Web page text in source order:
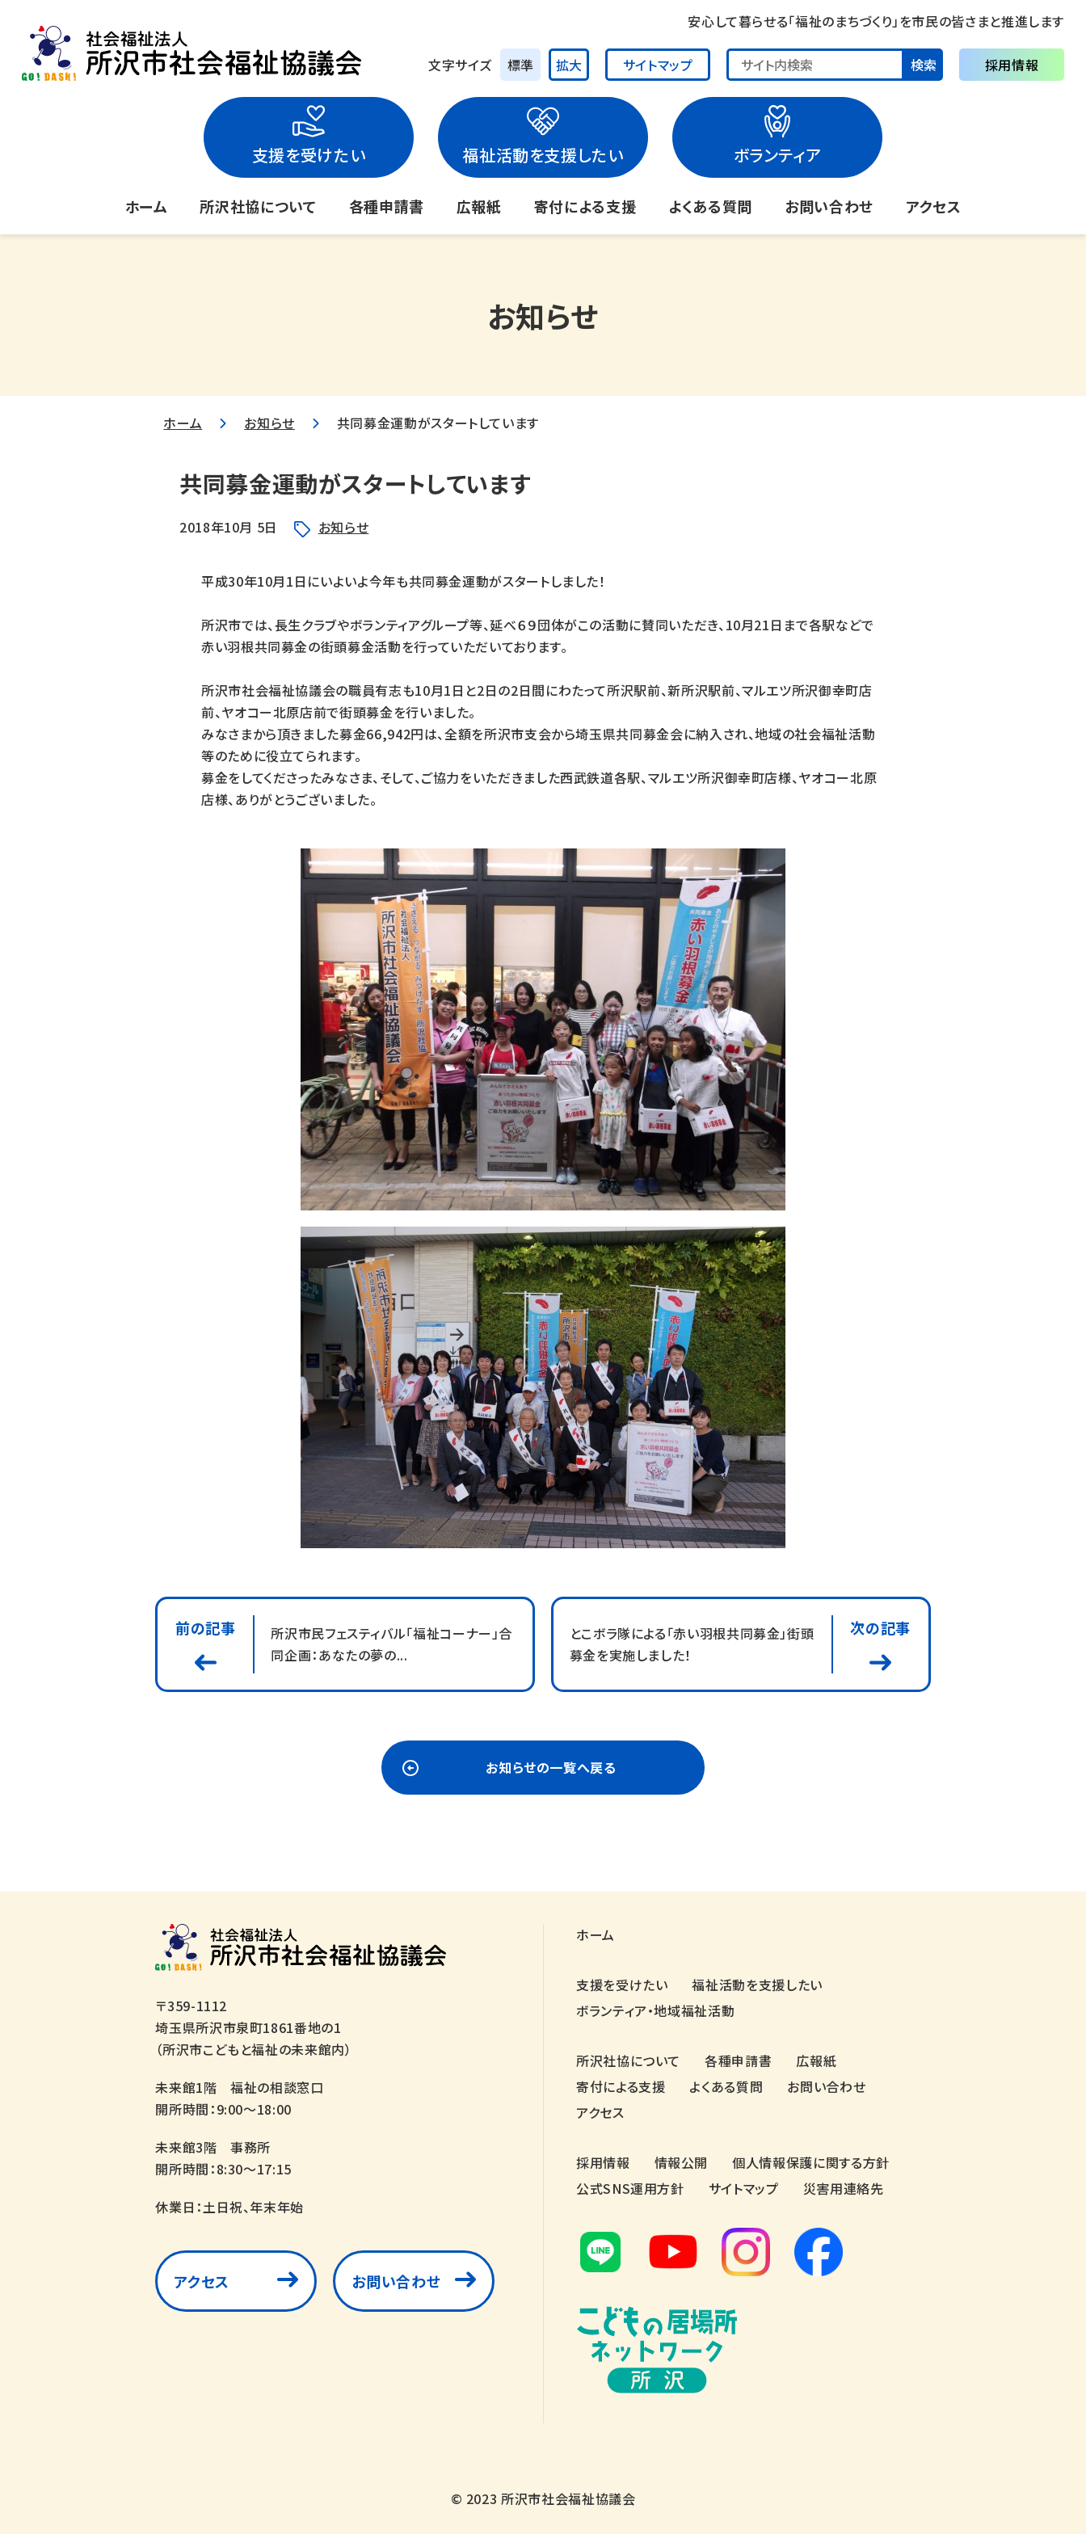
安心して暮らせる「福祉のまちづくり」を市民の皆さまと推進します
文字サイズ 標準 拡大 サイトマップ 検索 採用情報
支援を受けたい 福祉活動を支援したい ボランティア
ホーム 所沢社協について 各種申請書 広報紙 寄付による支援 よくある質問 お問い合わせ アクセス
お知らせ
ホーム お知らせ 共同募金運動がスタートしています
共同募金運動がスタートしています
2018年10月 5日 お知らせ
平成30年10月1日にいよいよ今年も共同募金運動がスタートしました！
所沢市では、長生クラブやボランティアグループ等、延べ６９団体がこの活動に賛同いただき、10月21日まで各駅などで
赤い羽根共同募金の街頭募金活動を行っていただいております。
所沢市社会福祉協議会の職員有志も10月1日と2日の2日間にわたって所沢駅前、新所沢駅前、マルエツ所沢御幸町店
前、ヤオコー北原店前で街頭募金を行いました。
みなさまから頂きました募金66,942円は、全額を所沢市支会から埼玉県共同募金会に納入され、地域の社会福祉活動
等のために役立てられます。
募金をしてくださったみなさま、そして、ご協力をいただきました西武鉄道各駅、マルエツ所沢御幸町店様、ヤオコー北原
店様、ありがとうございました。
前の記事
所沢市民フェスティバル「福祉コーナー」合
同企画：あなたの夢の...
とこボラ隊による「赤い羽根共同募金」街頭
募金を実施しました！
次の記事
お知らせの一覧へ戻る
〒359-1112
埼玉県所沢市泉町1861番地の1
（所沢市こどもと福祉の未来館内）
未来館1階 福祉の相談窓口
開所時間：9:00～18:00
未来館3階 事務所
開所時間：8:30～17:15
休業日：土日祝、年末年始
アクセス お問い合わせ
ホーム
支援を受けたい
福祉活動を支援したい
ボランティア・地域福祉活動
所沢社協について 各種申請書
広報紙
寄付による支援
よくある質問
お問い合わせ
アクセス
採用情報 情報公開
個人情報保護に関する方針
公式SNS運用方針
サイトマップ 災害用連絡先
© 2023 所沢市社会福祉協議会